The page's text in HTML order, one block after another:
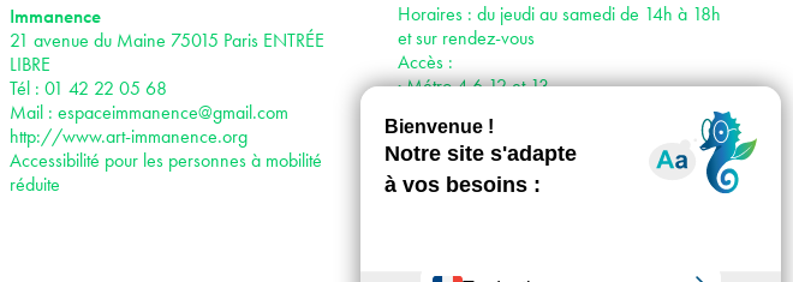
Immanence
21 avenue du Maine 75015 Paris ENTRÉE
LIBRE
Tél : 01 42 22 05 68
Mail : espaceimmanence@gmail.com
http://www.art-immanence.org
Accessibilité pour les personnes à mobilité
réduite
Horaires : du jeudi au samedi de 14h à 18h
et sur rendez-vous
Accès :
· Métro 4,6,12 et 13